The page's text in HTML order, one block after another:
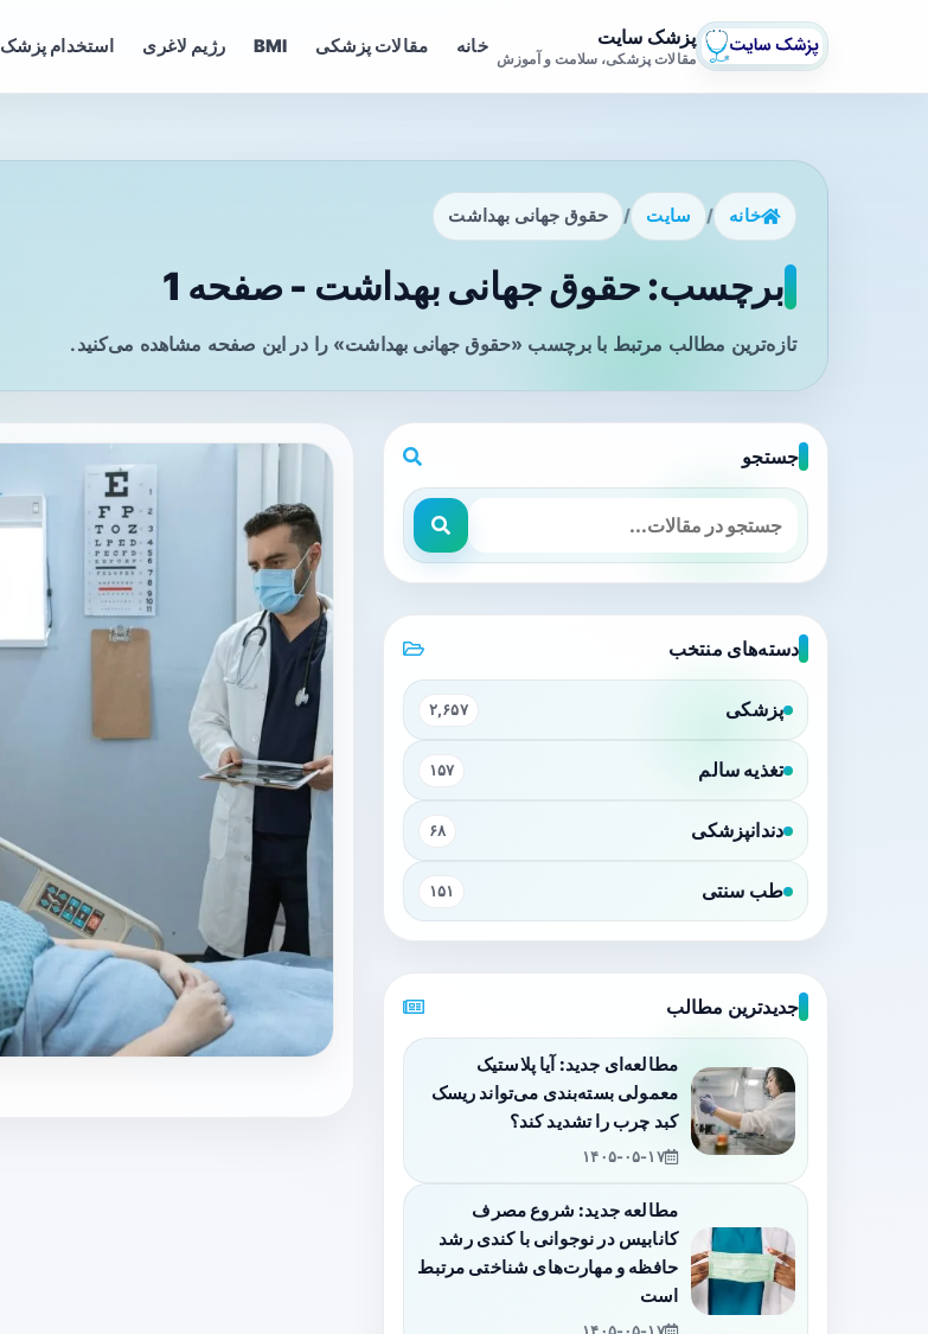
پزشک سایت
مقالات پزشکی، سلامت و آموزش
خانه مقالات پزشکی BMI رژیم لاغری استخدام پزشک
خانه / سایت / حقوق جهانی بهداشت
برچسب: حقوق جهانی بهداشت - صفحه 1
تازه‌ترین مطالب مرتبط با برچسب «حقوق جهانی بهداشت» را در این صفحه مشاهده می‌کنید.
جستجو
دسته‌های منتخب
پزشکی ۲,۶۵۷
تغذیه سالم ۱۵۷
دندانپزشکی ۶۸
طب سنتی ۱۵۱
جدیدترین مطالب
مطالعه‌ای جدید: آیا پلاستیک
معمولی بسته‌بندی می‌تواند ریسک
کبد چرب را تشدید کند؟
۱۴۰۵-۰۵-۱۷
مطالعه جدید: شروع مصرف
کانابیس در نوجوانی با کندی رشد
حافظه و مهارت‌های شناختی مرتبط
است